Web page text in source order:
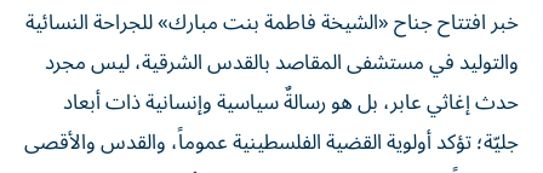
خبر افتتاح جناح «الشيخة فاطمة بنت مبارك» للجراحة النسائية
والتوليد في مستشفى المقاصد بالقدس الشرقية، ليس مجرد
حدث إغاثي عابر، بل هو رسالةٌ سياسية وإنسانية ذات أبعاد
جليّة؛ تؤكد أولوية القضية الفلسطينية عموماً، والقدس والأقصى